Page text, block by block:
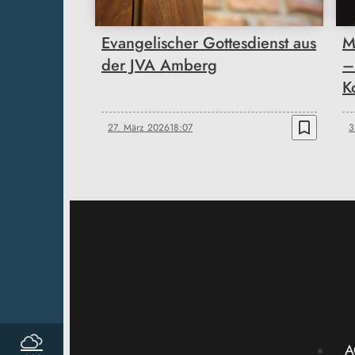
Evangelischer Gottesdienst aus
der JVA Amberg
27. März 202618:07 bookmark_border
–